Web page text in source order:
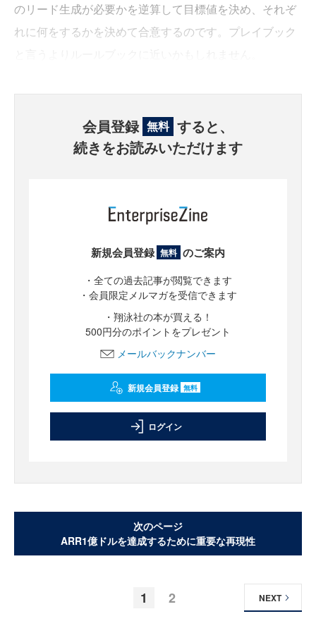
のリード生成が必要かを逆算して目標値を決め、それぞ
れに何をするかを決めて合意するのです。プレイブック
会員登録 無料 すると、
続きをお読みいただけます
新規会員登録 無料 のご案内
・全ての過去記事が閲覧できます
・会員限定メルマガを受信できます
・翔泳社の本が買える！
500円分のポイントをプレゼント
メールバックナンバー
新規会員登録 無料
ログイン
次のページ
ARR1億ドルを達成するために重要な再現性
1 2 NEXT